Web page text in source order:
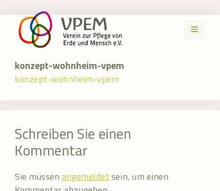
Inhalt
springen
MENÜ
konzept-wohnheim-vpem
konzept-wohnheim-vpem
Schreiben Sie einen
Kommentar
Sie müssen angemeldet sein, um einen